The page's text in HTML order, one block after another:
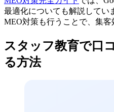
最適化についても解説してい
MEO対策も行うことで、集客
スタッフ教育で口
る方法